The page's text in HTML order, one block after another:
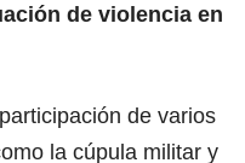
de violencia en
de varios
la cúpula militar y